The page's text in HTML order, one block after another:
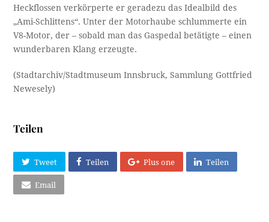
Heckflossen verkörperte er geradezu das Idealbild des
„Ami-Schlittens“. Unter der Motorhaube schlummerte ein
V8-Motor, der – sobald man das Gaspedal betätigte – einen
wunderbaren Klang erzeugte.
(Stadtarchiv/Stadtmuseum Innsbruck, Sammlung Gottfried
Newesely)
Teilen
Tweet Teilen Plus one Teilen
Email